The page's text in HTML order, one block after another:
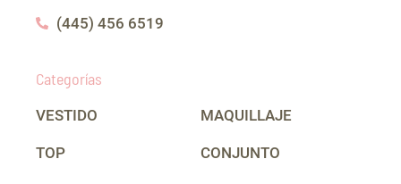
(445) 456 6519
Categorías
VESTIDO
TOP
MAQUILLAJE
CONJUNTO